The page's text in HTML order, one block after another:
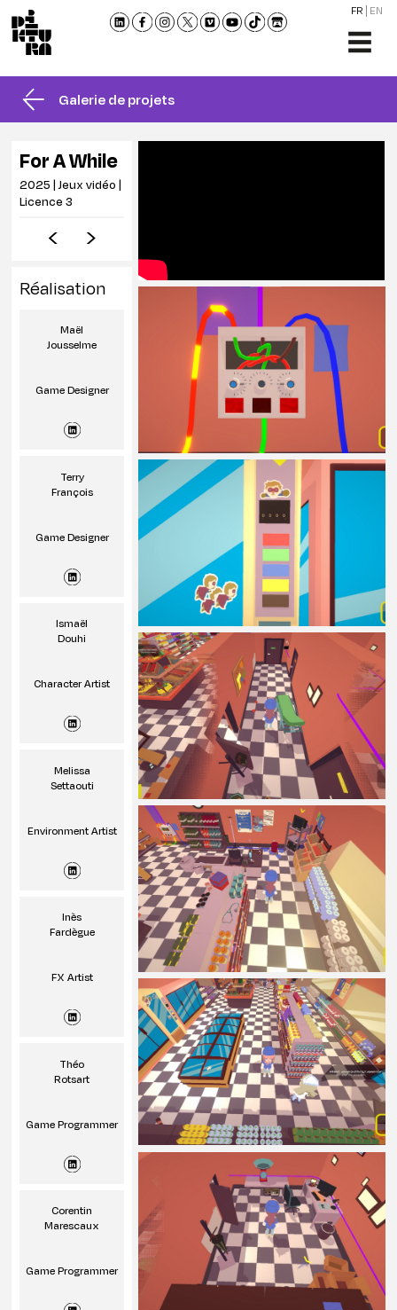
FR EN
Galerie de projets
For A While
2025 | Jeux vidéo |
Licence 3
Réalisation
Maël
Jousselme
Game Designer
Terry
François
Game Designer
Ismaël
Douhi
Character Artist
Melissa
Settaouti
Environment Artist
Inès
Fardègue
FX Artist
Théo
Rotsart
Game Programmer
Corentin
Marescaux
Game Programmer